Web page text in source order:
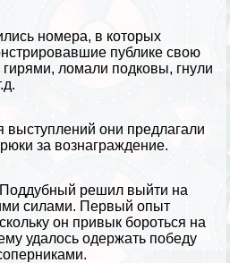
номера, в которых
публике свою
ломали подковы, гнули
выступлений они предлагали
за вознаграждение.
решил выйти на
силами. Первый опыт
он привык бороться на
удалось одержать победу